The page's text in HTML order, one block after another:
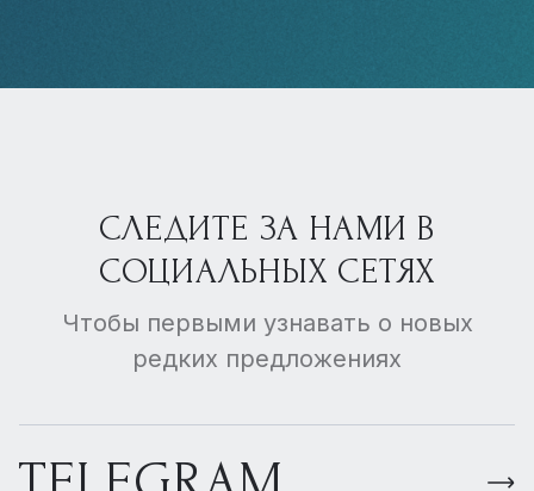
СЛЕДИТЕ ЗА НАМИ В
СОЦИАЛЬНЫХ СЕТЯХ
Чтобы первыми узнавать о новых
редких предложениях